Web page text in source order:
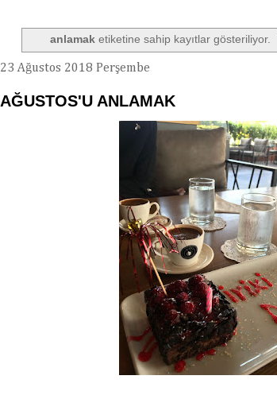
anlamaketiketine sahip kayıtlar gösteriliyor.
23 Ağustos 2018 Perşembe
AĞUSTOS'U ANLAMAK